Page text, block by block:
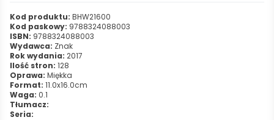
Kod produktu: BHW21600
Kod paskowy: 9788324088003
ISBN: 9788324088003
Wydawca: Znak
Rok wydania: 2017
Ilość stron: 128
Oprawa: Miękka
Format: 11.0x16.0cm
Waga: 0.1
Tłumacz:
Seria: